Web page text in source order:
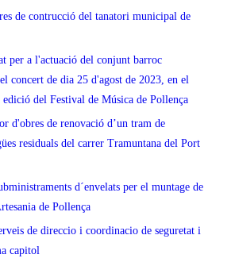
de contrucció del tanatori municipal de
per a l'actuació del conjunt barroc
concert de dia 25 d'agost de 2023, en el
edició del Festival de Música de Pollença
d'obres de renovació d’un tram de
residuals del carrer Tramuntana del Port
d´envelats per el muntage de
de Pollença
de direccio i coordinacio de seguretat i
capitol